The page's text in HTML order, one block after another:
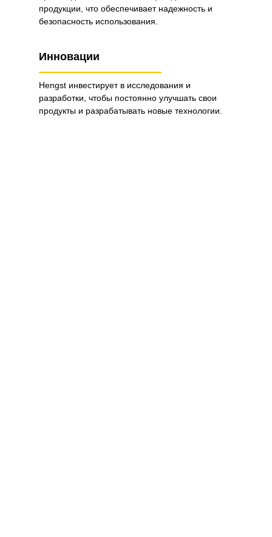
Инновации
продукции, что обеспечивает надежность и
безопасность использования.
Hengst инвестирует в исследования и
разработки, чтобы постоянно улучшать свои
продукты и разрабатывать новые технологии.